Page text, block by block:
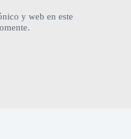
y web en este